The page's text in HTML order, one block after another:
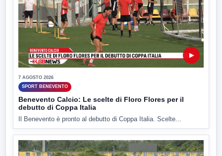
▶
7 AGOSTO 2026
SPORT BENEVENTO
Benevento Calcio: Le scelte di Floro Flores per il
debutto di Coppa Italia
Il Benevento è pronto al debutto di Coppa Italia. Scelte...